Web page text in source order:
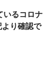
いるコロナ
り確認で